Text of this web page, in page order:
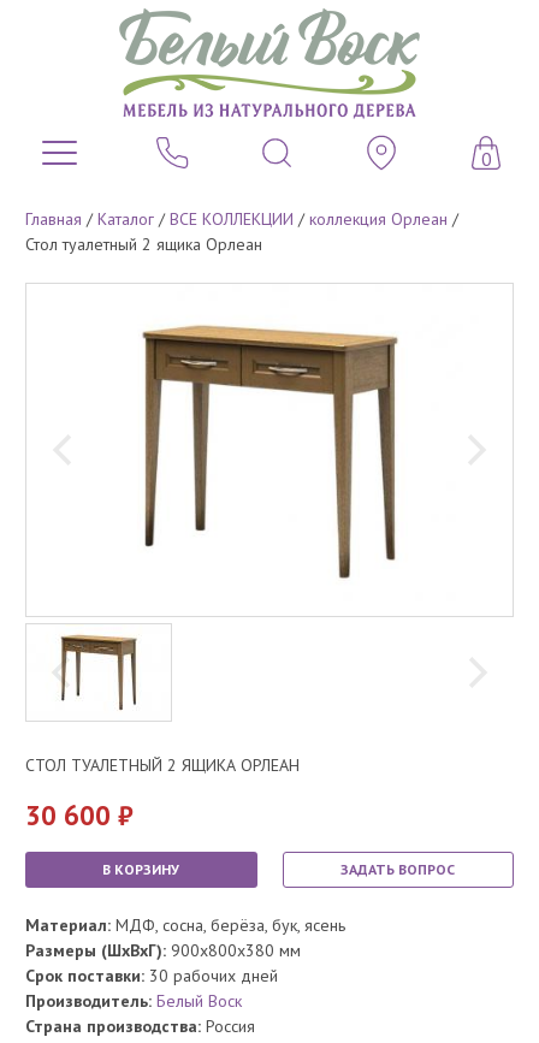
0
Главная /Каталог /ВСЕ КОЛЛЕКЦИИ /коллекция Орлеан /
Стол туалетный 2 ящика Орлеан
СТОЛ ТУАЛЕТНЫЙ 2 ЯЩИКА ОРЛЕАН
30 600
В КОРЗИНУ ЗАДАТЬ ВОПРОС
Материал: МДФ, сосна, берёза, бук, ясень
Размеры (ШхВхГ): 900x800x380 мм
Срок поставки: 30 рабочих дней
Производитель: Белый Воск
Страна производства: Россия